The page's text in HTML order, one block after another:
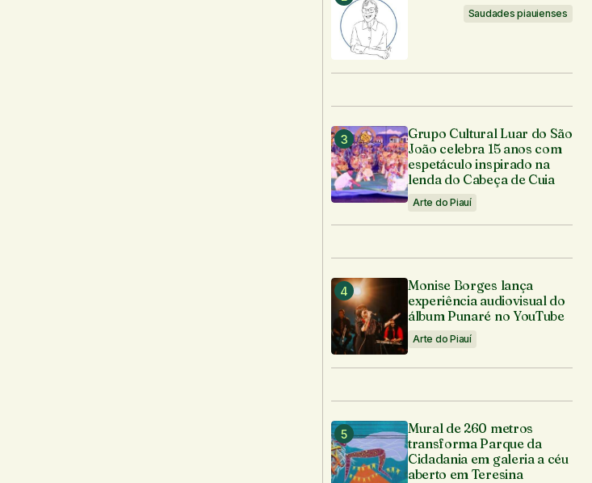
Saudades piauienses
Grupo Cultural Luar do São
João celebra 15 anos com
espetáculo inspirado na
lenda do Cabeça de Cuia
Arte do Piauí
Monise Borges lança
experiência audiovisual do
álbum Punaré no YouTube
Arte do Piauí
Mural de 260 metros
transforma Parque da
Cidadania em galeria a céu
aberto em Teresina